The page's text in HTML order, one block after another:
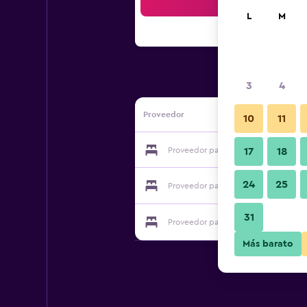
Proveedor
Proveedor para Hostel Chillout
Proveedor para Hostel Chillout
Proveedor para Hostel Chillout
L M
3 4
10 11
17 18
24 25
31
Más barato